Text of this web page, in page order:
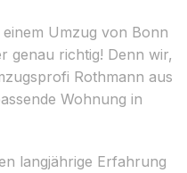
Umzug von Bonn
genau richtig! Denn wir,
Rothmann aus
Wohnung in
langjährige Erfahrung